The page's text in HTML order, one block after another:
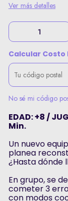
Ver más detalles
Calcular Costo
No sé mi código
EDAD: +8 /
Min.
Un nuevo
planea
¿Hasta dónde
En grupo, se
cometer 3
con modos